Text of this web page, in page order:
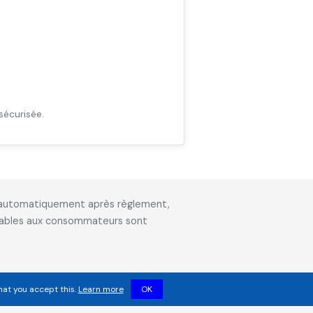
après règlement,
aux consommateurs sont
you accept this.Learn more OK